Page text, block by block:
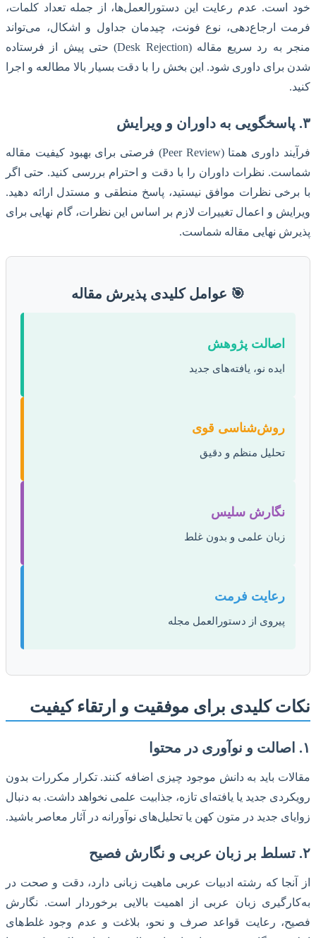
خود است. عدم رعایت این دستورالعمل‌ها، از جمله تعداد کلمات،
فرمت ارجاع‌دهی، نوع فونت، چیدمان جداول و اشکال، می‌تواند
منجر به رد سریع مقاله (Desk Rejection) حتی پیش از فرستاده
شدن برای داوری شود. این بخش را با دقت بسیار بالا مطالعه و اجرا
کنید.
۳. پاسخگویی به داوران و ویرایش
فرآیند داوری همتا (Peer Review) فرصتی برای بهبود کیفیت مقاله
شماست. نظرات داوران را با دقت و احترام بررسی کنید. حتی اگر
با برخی نظرات موافق نیستید، پاسخ منطقی و مستدل ارائه دهید.
ویرایش و اعمال تغییرات لازم بر اساس این نظرات، گام نهایی برای
پذیرش نهایی مقاله شماست.
🎯 عوامل کلیدی پذیرش مقاله
اصالت پژوهش
ایده نو، یافته‌های جدید
روش‌شناسی قوی
تحلیل منظم و دقیق
نگارش سلیس
زبان علمی و بدون غلط
رعایت فرمت
پیروی از دستورالعمل مجله
نکات کلیدی برای موفقیت و ارتقاء کیفیت
۱. اصالت و نوآوری در محتوا
مقالات باید به دانش موجود چیزی اضافه کنند. تکرار مکررات بدون
رویکردی جدید یا یافته‌ای تازه، جذابیت علمی نخواهد داشت. به دنبال
زوایای جدید در متون کهن یا تحلیل‌های نوآورانه در آثار معاصر باشید.
۲. تسلط بر زبان عربی و نگارش فصیح
از آنجا که رشته ادبیات عربی ماهیت زبانی دارد، دقت و صحت در
به‌کارگیری زبان عربی از اهمیت بالایی برخوردار است. نگارش
فصیح، رعایت قواعد صرف و نحو، بلاغت و عدم وجود غلط‌های